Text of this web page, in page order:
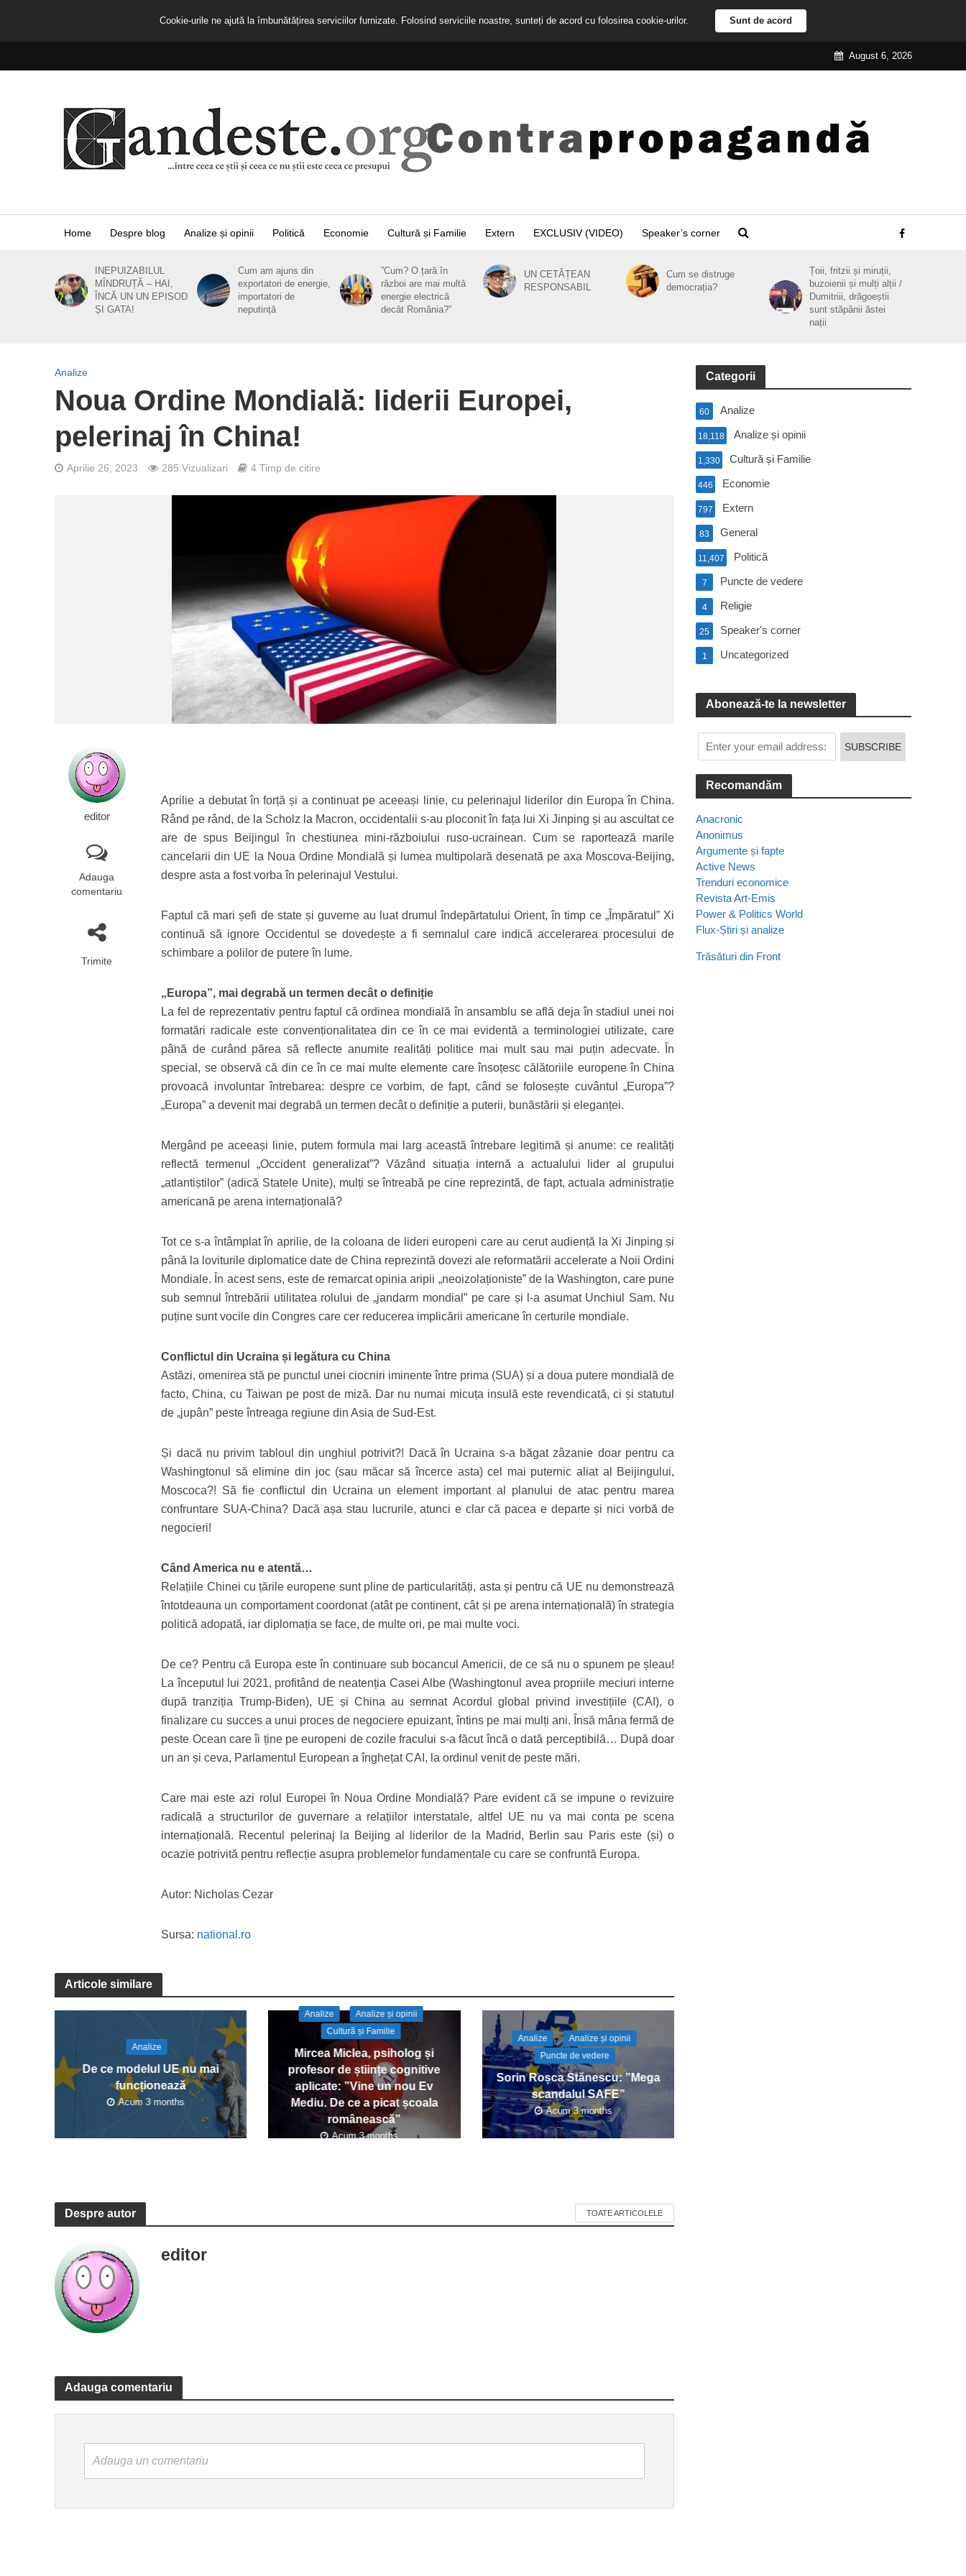
August 6, 2026
Home Despre blog Analize și opinii Politică Economie Cultură și Familie Extern EXCLUSIV (VIDEO) Speaker’s corner
INEPUIZABILUL
MÎNDRUȚĂ – HAI,
ÎNCĂ UN UN EPISOD
ȘI GATA!
Cum am ajuns din
exportatori de energie,
importatori de
neputință
”Cum? O țară în
război are mai multă
energie electrică
decât România?”
UN CETĂȚEAN
RESPONSABIL
Cum se distruge
democrația?
Țoii, fritzii și miruții,
buzoienii și mulți alții /
Dumitriii, drăgoeștii
sunt stăpânii ăstei
nații
Analize
Noua Ordine Mondială: liderii Europei,
pelerinaj în China!
Aprilie 26, 2023 285 Vizualizari 4 Timp de citire
editor
Adauga
comentariu
Trimite
Aprilie a debutat în forță și a continuat pe aceeași linie, cu pelerinajul liderilor din Europa în China.
Rând pe rând, de la Scholz la Macron, occidentalii s-au ploconit în fața lui Xi Jinping și au ascultat ce
are de spus Beijingul în chestiunea mini-războiului ruso-ucrainean. Cum se raportează marile
cancelarii din UE la Noua Ordine Mondială și lumea multipolară desenată pe axa Moscova-Beijing,
despre asta a fost vorba în pelerinajul Vestului.
Faptul că mari șefi de state și guverne au luat drumul îndepărtatului Orient, în timp ce „Împăratul” Xi
continuă să ignore Occidentul se dovedește a fi semnalul care indică accelerarea procesului de
schimbare a polilor de putere în lume.
„Europa”, mai degrabă un termen decât o definiție
La fel de reprezentativ pentru faptul că ordinea mondială în ansamblu se află deja în stadiul unei noi
formatări radicale este convenționalitatea din ce în ce mai evidentă a terminologiei utilizate, care
până de curând părea să reflecte anumite realități politice mai mult sau mai puțin adecvate. În
special, se observă că din ce în ce mai multe elemente care însoțesc călătoriile europene în China
provoacă involuntar întrebarea: despre ce vorbim, de fapt, când se folosește cuvântul „Europa”?
„Europa” a devenit mai degrabă un termen decât o definiție a puterii, bunăstării și eleganței.
Mergând pe aceeași linie, putem formula mai larg această întrebare legitimă și anume: ce realități
reflectă termenul „Occident generalizat”? Văzând situația internă a actualului lider al grupului
„atlantiștilor” (adică Statele Unite), mulți se întreabă pe cine reprezintă, de fapt, actuala administrație
americană pe arena internațională?
Tot ce s-a întâmplat în aprilie, de la coloana de lideri europeni care au cerut audiență la Xi Jinping și
până la loviturile diplomatice date de China reprezintă dovezi ale reformatării accelerate a Noii Ordini
Mondiale. În acest sens, este de remarcat opinia aripii „neoizolaționiste” de la Washington, care pune
sub semnul întrebării utilitatea rolului de „jandarm mondial” pe care și l-a asumat Unchiul Sam. Nu
puține sunt vocile din Congres care cer reducerea implicării americane în certurile mondiale.
Conflictul din Ucraina și legătura cu China
Astăzi, omenirea stă pe punctul unei ciocniri iminente între prima (SUA) și a doua putere mondială de
facto, China, cu Taiwan pe post de miză. Dar nu numai micuța insulă este revendicată, ci și statutul
de „jupân” peste întreaga regiune din Asia de Sud-Est.
Și dacă nu privim tabloul din unghiul potrivit?! Dacă în Ucraina s-a băgat zâzanie doar pentru ca
Washingtonul să elimine din joc (sau măcar să încerce asta) cel mai puternic aliat al Beijingului,
Moscoca?! Să fie conflictul din Ucraina un element important al planului de atac pentru marea
confruntare SUA-China? Dacă așa stau lucrurile, atunci e clar că pacea e departe și nici vorbă de
negocieri!
Când America nu e atentă…
Relațiile Chinei cu țările europene sunt pline de particularități, asta și pentru că UE nu demonstrează
întotdeauna un comportament coordonat (atât pe continent, cât și pe arena internațională) în strategia
politică adopată, iar diplomația se face, de multe ori, pe mai multe voci.
De ce? Pentru că Europa este în continuare sub bocancul Americii, de ce să nu o spunem pe șleau!
La începutul lui 2021, profitând de neatenția Casei Albe (Washingtonul avea propriile meciuri interne
după tranziția Trump-Biden), UE și China au semnat Acordul global privind investițiile (CAI), o
finalizare cu succes a unui proces de negociere epuizant, întins pe mai mulți ani. Însă mâna fermă de
peste Ocean care îi ține pe europeni de cozile fracului s-a făcut încă o dată perceptibilă… După doar
un an și ceva, Parlamentul European a înghețat CAI, la ordinul venit de peste mări.
Care mai este azi rolul Europei în Noua Ordine Mondială? Pare evident că se impune o revizuire
radicală a structurilor de guvernare a relațiilor interstatale, altfel UE nu va mai conta pe scena
internațională. Recentul pelerinaj la Beijing al liderilor de la Madrid, Berlin sau Paris este (și) o
ocazie potrivită pentru reflecție asupra problemelor fundamentale cu care se confruntă Europa.
Autor: Nicholas Cezar
Sursa: national.ro
Articole similare
Analize
De ce modelul UE nu mai
funcționează
Acum 3 months
Analize
Analize și opinii
Cultură și Familie
Mircea Miclea, psiholog și
profesor de științe cognitive
aplicate: ”Vine un nou Ev
Mediu. De ce a picat școala
românească”
Acum 3 months
Analize
Analize și opinii
Puncte de vedere
Sorin Roșca Stănescu: ”Mega
scandalul SAFE”
Acum 3 months
Despre autor TOATE ARTICOLELE
editor
Adauga comentariu
Adauga un comentariu
Categorii
Analize
60
Analize și opinii
18,118
Cultură și Familie
1,330
Economie
446
Extern
797
General
83
Politică
11,407
Puncte de vedere
7
Religie
4
Speaker's corner
25
Uncategorized
1
Abonează-te la newsletter
Recomandăm
Anacronic
Anonimus
Argumente și fapte
Active News
Trenduri economice
Revista Art-Emis
Power & Politics World
Flux-Știri și analize
Trăsături din Front
Cookie-urile ne ajută la îmbunătățirea serviciilor furnizate. Folosind serviciile noastre, sunteți de acord cu folosirea cookie-urilor. Sunt de acord